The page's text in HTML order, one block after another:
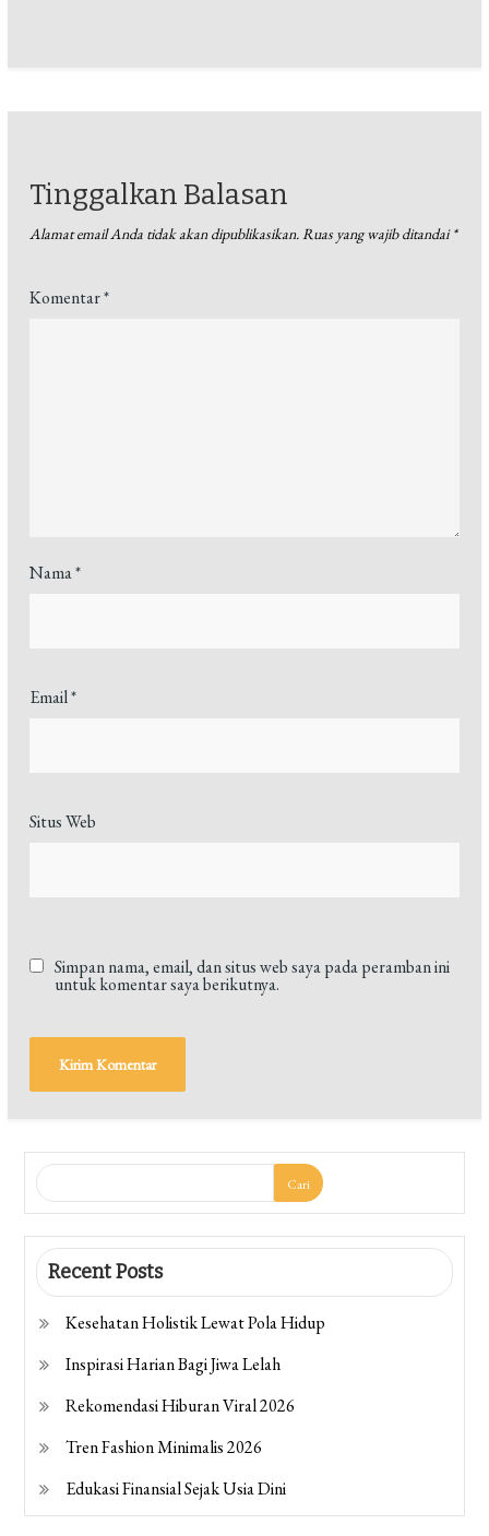
Tinggalkan Balasan
Alamat email Anda tidak akan dipublikasikan.Ruas yang wajib ditandai*
Komentar*
Nama*
Email*
Situs Web
Simpan nama, email, dan situs web saya pada peramban ini
untuk komentar saya berikutnya.
Cari
Recent Posts
Kesehatan Holistik Lewat Pola Hidup
Inspirasi Harian Bagi Jiwa Lelah
Rekomendasi Hiburan Viral 2026
Tren Fashion Minimalis 2026
Edukasi Finansial Sejak Usia Dini